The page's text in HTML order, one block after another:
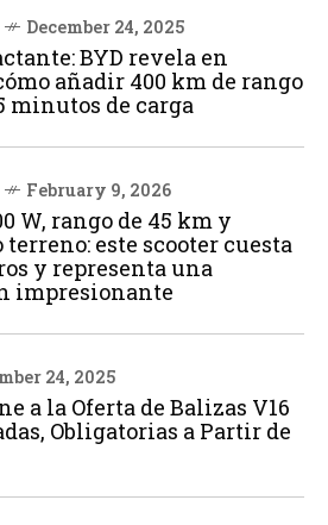
December 24, 2025
BYD revela en
añadir 400 km de rango
minutos de carga
February 9, 2026
W, rango de 45 km y
terreno: este scooter cuesta
y representa una
impresionante
24, 2025
a la Oferta de Balizas V16
Obligatorias a Partir de